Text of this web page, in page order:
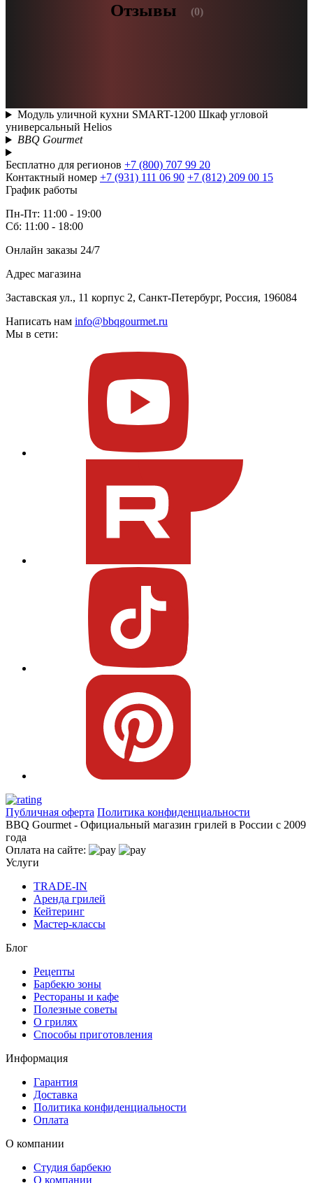
Отзывы (0)
Модуль уличной кухни SMART-1200 Шкаф угловой
универсальный Helios
BBQ Gourmet
Бесплатно для регионов +7 (800) 707 99 20
Контактный номер +7 (931) 111 06 90 +7 (812) 209 00 15
График работы
Пн-Пт: 11:00 - 19:00
Сб: 11:00 - 18:00
Онлайн заказы 24/7
Адрес магазина
Заставская ул., 11 корпус 2, Санкт-Петербург, Россия, 196084
Написать нам info@bbqgourmet.ru
Мы в сети:
Публичная оферта Политика конфиденциальности
BBQ Gourmet - Официальный магазин грилей в России с 2009
года
Оплата на сайте:
Услуги
TRADE-IN
Аренда грилей
Кейтеринг
Мастер-классы
Блог
Рецепты
Барбекю зоны
Рестораны и кафе
Полезные советы
О грилях
Способы приготовления
Информация
Гарантия
Доставка
Политика конфиденциальности
Оплата
О компании
Студия барбекю
О компании